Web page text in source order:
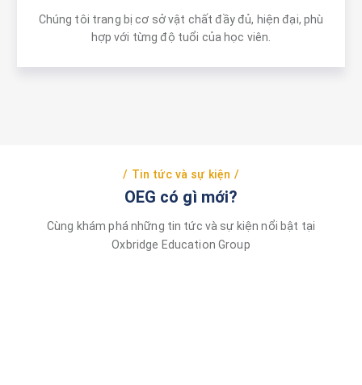
Chúng tôi trang bị cơ sở vật chất đầy đủ, hiện đại, phù
hợp với từng độ tuổi của học viên.
Tin tức và sự kiện
OEG có gì mới?
Cùng khám phá những tin tức và sự kiện nổi bật tại
Oxbridge Education Group